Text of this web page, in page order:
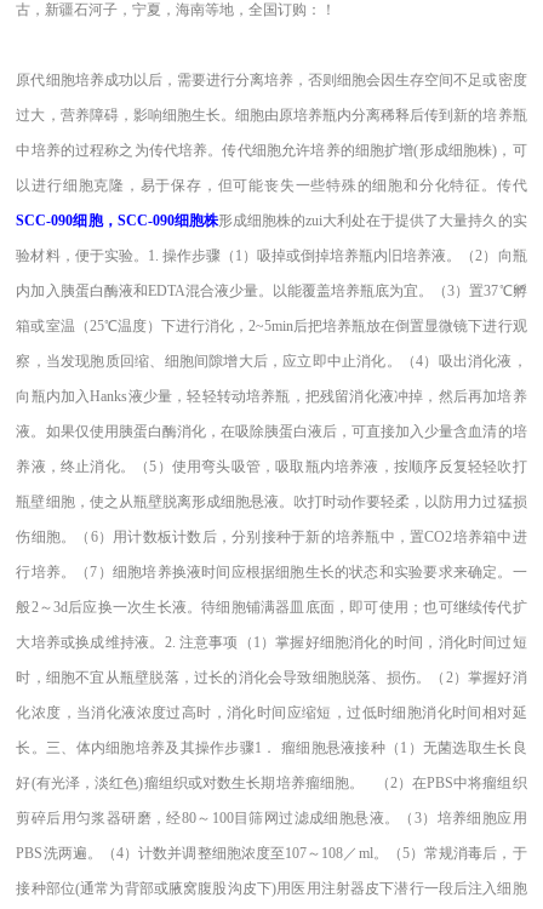
古，新疆石河子，宁夏，海南等地，全国订购：！
原代细胞培养成功以后，需要进行分离培养，否则细胞会因生存空间不足或密度
过大，营养障碍，影响细胞生长。细胞由原培养瓶内分离稀释后传到新的培养瓶
中培养的过程称之为传代培养。传代细胞允许培养的细胞扩增(形成细胞株)，可
以进行细胞克隆，易于保存，但可能丧失一些特殊的细胞和分化特征。传代
SCC-090细胞，SCC-090细胞株形成细胞株的zui大利处在于提供了大量持久的实
验材料，便于实验。1. 操作步骤（1）吸掉或倒掉培养瓶内旧培养液。（2）向瓶
内加入胰蛋白酶液和EDTA混合液少量。以能覆盖培养瓶底为宜。（3）置37℃孵
箱或室温（25℃温度）下进行消化，2~5min后把培养瓶放在倒置显微镜下进行观
察，当发现胞质回缩、细胞间隙增大后，应立即中止消化。（4）吸出消化液，
向瓶内加入Hanks液少量，轻轻转动培养瓶，把残留消化液冲掉，然后再加培养
液。如果仅使用胰蛋白酶消化，在吸除胰蛋白液后，可直接加入少量含血清的培
养液，终止消化。（5）使用弯头吸管，吸取瓶内培养液，按顺序反复轻轻吹打
瓶壁细胞，使之从瓶壁脱离形成细胞悬液。吹打时动作要轻柔，以防用力过猛损
伤细胞。（6）用计数板计数后，分别接种于新的培养瓶中，置CO2培养箱中进
行培养。（7）细胞培养换液时间应根据细胞生长的状态和实验要求来确定。一
般2～3d后应换一次生长液。待细胞铺满器皿底面，即可使用；也可继续传代扩
大培养或换成维持液。2. 注意事项（1）掌握好细胞消化的时间，消化时间过短
时，细胞不宜从瓶壁脱落，过长的消化会导致细胞脱落、损伤。（2）掌握好消
化浓度，当消化液浓度过高时，消化时间应缩短，过低时细胞消化时间相对延
长。三、体内细胞培养及其操作步骤1． 瘤细胞悬液接种（1）无菌选取生长良
好(有光泽，淡红色)瘤组织或对数生长期培养瘤细胞。 （2）在PBS中将瘤组织
剪碎后用匀浆器研磨，经80～100目筛网过滤成细胞悬液。（3）培养细胞应用
PBS洗两遍。（4）计数并调整细胞浓度至107～108／ml。（5）常规消毒后，于
接种部位(通常为背部或腋窝腹股沟皮下)用医用注射器皮下潜行一段后注入细胞